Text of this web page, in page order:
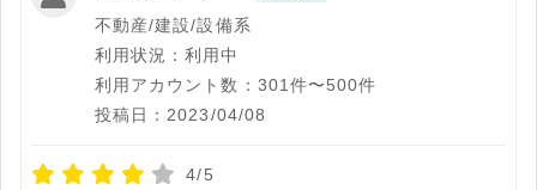
不動産/建設/設備系
利用状況：利用中
利用アカウント数：301件〜500件
投稿日：2023/04/08
4/5